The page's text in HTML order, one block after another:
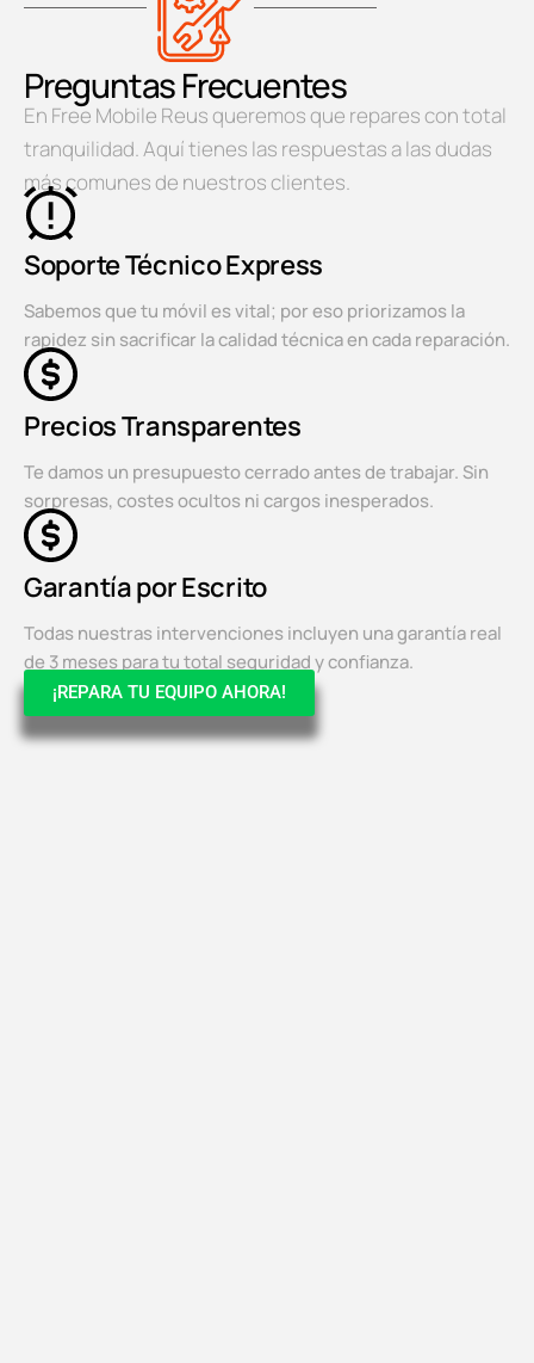
Preguntas Frecuentes
En Free Mobile Reus queremos que repares con total
tranquilidad. Aquí tienes las respuestas a las dudas
más comunes de nuestros clientes.
Soporte Técnico Express
Sabemos que tu móvil es vital; por eso priorizamos la
rapidez sin sacrificar la calidad técnica en cada reparación.
Precios Transparentes
Te damos un presupuesto cerrado antes de trabajar. Sin
sorpresas, costes ocultos ni cargos inesperados.
Garantía por Escrito
Todas nuestras intervenciones incluyen una garantía real
de 3 meses para tu total seguridad y confianza.
¡REPARA TU EQUIPO AHORA!